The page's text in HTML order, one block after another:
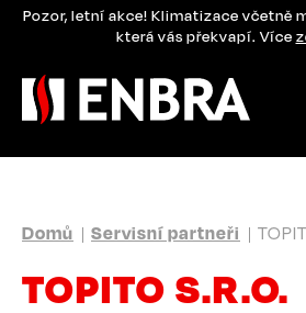
PřejítPozor, letní akce! Klimatizace včetně
která vás překvapí. Více
DROBEČKOVÁ
NAVIGACE
Domů Servisní partneři
TOPITO S.R.O.